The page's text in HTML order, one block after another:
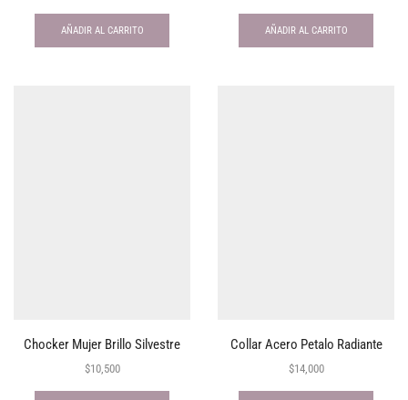
AÑADIR AL CARRITO AÑADIR AL CARRITO
Chocker Mujer Brillo Silvestre
$10,500
Collar Acero Petalo Radiante
$14,000